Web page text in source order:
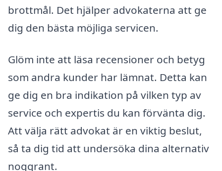
brottmål. Det hjälper advokaterna att ge
dig den bästa möjliga servicen.
Glöm inte att läsa recensioner och betyg
som andra kunder har lämnat. Detta kan
ge dig en bra indikation på vilken typ av
service och expertis du kan förvänta dig.
Att välja rätt advokat är en viktig beslut,
så ta dig tid att undersöka dina alternativ
noggrant.